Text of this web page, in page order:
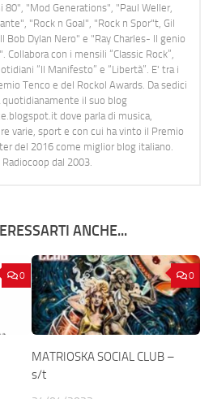
80", "Mod Generations", "Paul Weller,
"Rock n Goal", "Rock n Spor"t, Gil
Bob Dylan Nero" e "Ray Charles- Il genio
Collabora con i mensili “Classic Rock”,
“Il Manifesto” e “Libertà”. E' tra i
Tenco e del Rockol Awards. Da sedici
quotidianamente il suo blog
dove parla di musica,
varie, sport e con cui ha vinto il Premio
del 2016 come miglior blog italiano.
dal 2003.
ANCHE...
0 0
MATRIOSKA SOCIAL CLUB –
s/t